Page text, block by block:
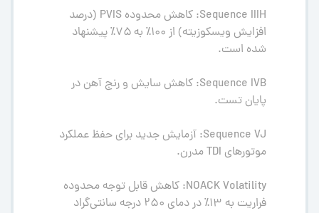
Sequence IIIH: کاهش محدوده PVIS (درصد
افزایش ویسکوزیته) از ۱۰۰٪ به ۷۵٪ پیشنهاد
شده است.
Sequence IVB: کاهش سایش و رنج آهن در
پایان تست.
Sequence VJ: آزمایش جدید برای حفظ عملکرد
موتورهای TDI مدرن.
NOACK Volatility: کاهش قابل توجه محدوده
فراریت به ۱۳٪ در دمای ۲۵۰ درجه سانتی‌گراد